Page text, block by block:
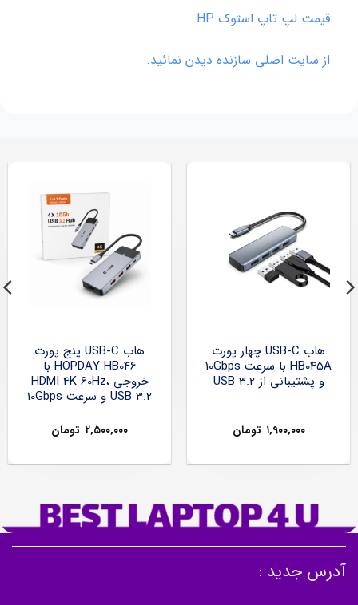
قیمت لپ تاپ استوک HP
از سایت اصلی سازنده دیدن نمائید.
هاب USB-C چهار پورت
HB045A با سرعت 10Gbps
و پشتیبانی از USB 3.2
۱,۹۰۰,۰۰۰ تومان
هاب USB-C پنج پورت
HOPDAY HB046 با
خروجی HDMI 4K 60Hz،
USB 3.2 و سرعت 10Gbps
۲,۵۰۰,۰۰۰ تومان
آدرس جدید :